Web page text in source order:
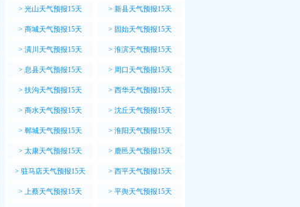
> 光山天气预报15天 > 新县天气预报15天
> 商城天气预报15天 > 固始天气预报15天
> 潢川天气预报15天 > 淮滨天气预报15天
> 息县天气预报15天 > 周口天气预报15天
> 扶沟天气预报15天 > 西华天气预报15天
> 商水天气预报15天 > 沈丘天气预报15天
> 郸城天气预报15天 > 淮阳天气预报15天
> 太康天气预报15天 > 鹿邑天气预报15天
> 驻马店天气预报15天 > 西平天气预报15天
> 上蔡天气预报15天 > 平舆天气预报15天